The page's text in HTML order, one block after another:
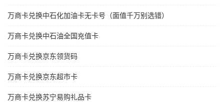
万商卡兑换中石化加油卡无卡号（面值千万别选错）
万商卡兑换中石油全国充值卡
万商卡兑换京东领货码
万商卡兑换京东超市卡
万商卡兑换苏宁易购礼品卡